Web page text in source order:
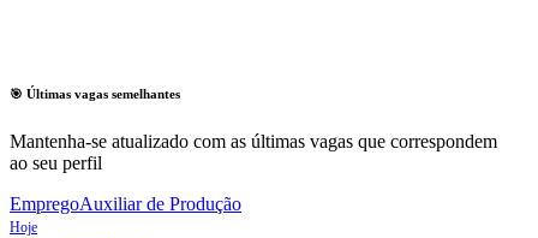
🎯 Últimas vagas semelhantes
Mantenha-se atualizado com as últimas vagas que correspondem
ao seu perfil
EmpregoAuxiliar de Produção
Hoje